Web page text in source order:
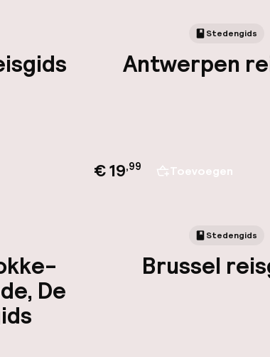
Stedengids
Antwerpen
€ 19,99 Toevoegen
De
Stedengids
Brussel